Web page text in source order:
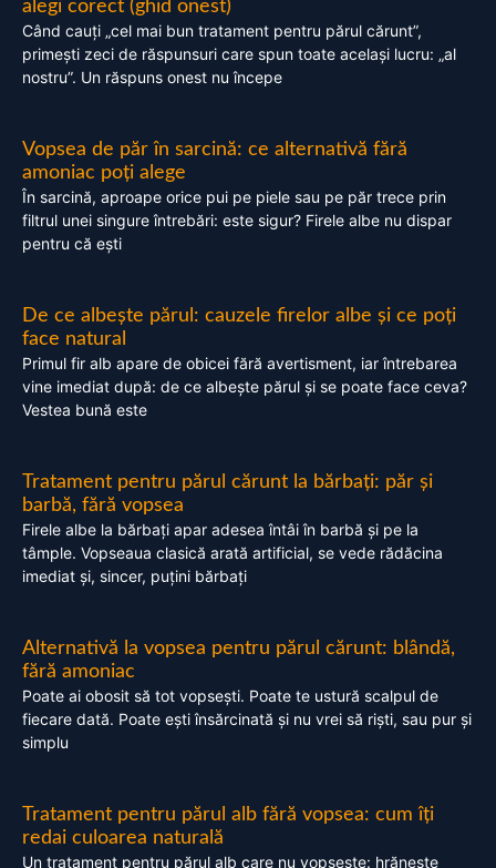
alegi corect (ghid onest)
Când cauți „cel mai bun tratament pentru părul cărunt”,
primești zeci de răspunsuri care spun toate același lucru: „al
nostru”. Un răspuns onest nu începe
Vopsea de păr în sarcină: ce alternativă fără
amoniac poți alege
În sarcină, aproape orice pui pe piele sau pe păr trece prin
filtrul unei singure întrebări: este sigur? Firele albe nu dispar
pentru că ești
De ce albește părul: cauzele firelor albe și ce poți
face natural
Primul fir alb apare de obicei fără avertisment, iar întrebarea
vine imediat după: de ce albește părul și se poate face ceva?
Vestea bună este
Tratament pentru părul cărunt la bărbați: păr și
barbă, fără vopsea
Firele albe la bărbați apar adesea întâi în barbă și pe la
tâmple. Vopseaua clasică arată artificial, se vede rădăcina
imediat și, sincer, puțini bărbați
Alternativă la vopsea pentru părul cărunt: blândă,
fără amoniac
Poate ai obosit să tot vopsești. Poate te ustură scalpul de
fiecare dată. Poate ești însărcinată și nu vrei să riști, sau pur și
simplu
Tratament pentru părul alb fără vopsea: cum îți
redai culoarea naturală
Un tratament pentru părul alb care nu vopsește: hrănește